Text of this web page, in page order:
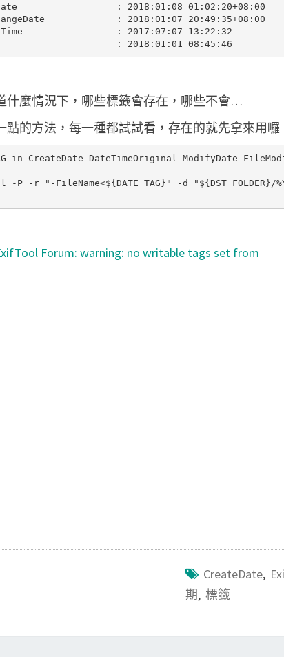
: 2018:01:08 01:02:20+08:00
: 2018:01:07 20:49:35+08:00
: 2017:07:07 13:22:32
什麼情況下，哪些標籤會存在，哪些不會…
點的方法，每一種都試試看，存在的就先拿來用囉
in CreateDate DateTimeOriginal ModifyDate
-P -r "-FileName<${DATE_TAG}" -d "${DST_FOLDER}/
Forum: warning: no writable tags set from
CreateDate,
期, 標籤